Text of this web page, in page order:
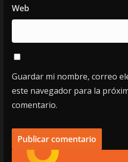
Web
Guardar mi nombre, correo
este navegador para la
comentario.